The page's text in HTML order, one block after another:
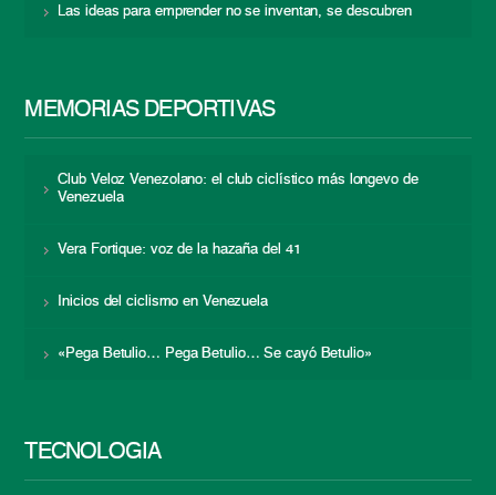
Las ideas para emprender no se inventan, se descubren
MEMORIAS DEPORTIVAS
Club Veloz Venezolano: el club ciclístico más longevo de
Venezuela
Vera Fortique: voz de la hazaña del 41
Inicios del ciclismo en Venezuela
«Pega Betulio… Pega Betulio… Se cayó Betulio»
TECNOLOGÍA